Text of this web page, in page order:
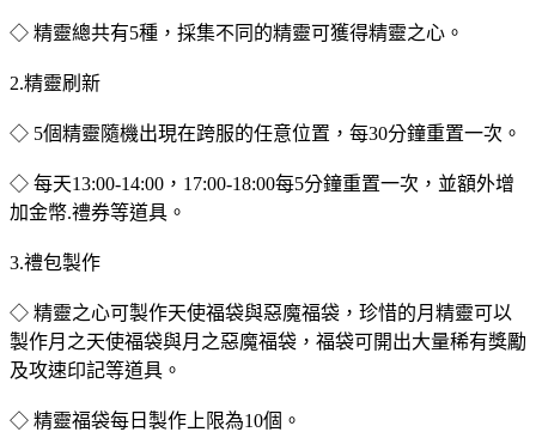
◇ 精靈總共有5種，採集不同的精靈可獲得精靈之心。
2.精靈刷新
◇ 5個精靈隨機出現在跨服的任意位置，每30分鐘重置一次。
◇ 每天13:00-14:00，17:00-18:00每5分鐘重置一次，並額外增
加金幣.禮券等道具。
3.禮包製作
◇ 精靈之心可製作天使福袋與惡魔福袋，珍惜的月精靈可以
製作月之天使福袋與月之惡魔福袋，福袋可開出大量稀有獎勵
及攻速印記等道具。
◇ 精靈福袋每日製作上限為10個。